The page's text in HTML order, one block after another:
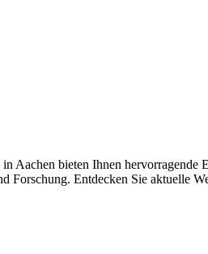
Aachen bieten Ihnen
Entdecken Sie aktuelle